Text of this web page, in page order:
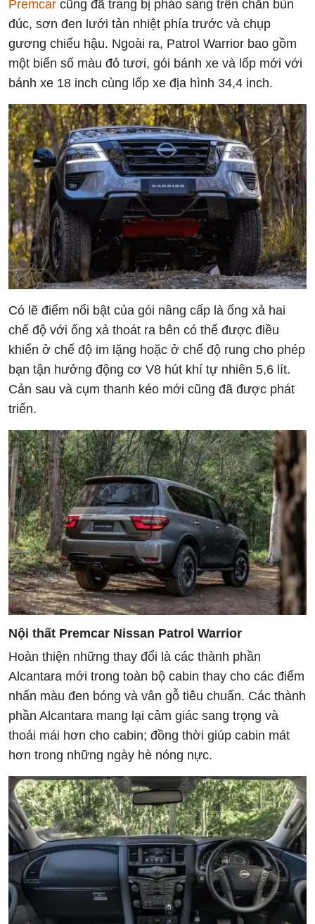
Premcar cũng đã trang bị pháo sáng trên chắn bùn
đúc, sơn đen lưới tản nhiệt phía trước và chụp
gương chiếu hậu. Ngoài ra, Patrol Warrior bao gồm
một biển số màu đỏ tươi, gói bánh xe và lốp mới với
bánh xe 18 inch cùng lốp xe địa hình 34,4 inch.
Có lẽ điểm nổi bật của gói nâng cấp là ống xả hai
chế độ với ống xả thoát ra bên có thể được điều
khiển ở chế độ im lặng hoặc ở chế độ rung cho phép
bạn tận hưởng động cơ V8 hút khí tự nhiên 5,6 lít.
Cản sau và cụm thanh kéo mới cũng đã được phát
triển.
Nội thất Premcar Nissan Patrol Warrior
Hoàn thiện những thay đổi là các thành phần
Alcantara mới trong toàn bộ cabin thay cho các điểm
nhấn màu đen bóng và vân gỗ tiêu chuẩn. Các thành
phần Alcantara mang lại cảm giác sang trọng và
thoải mái hơn cho cabin; đồng thời giúp cabin mát
hơn trong những ngày hè nóng nực.